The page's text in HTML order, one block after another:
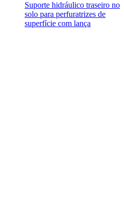
Suporte hidráulico traseiro no
solo para perfuratrizes de
superfície com lança